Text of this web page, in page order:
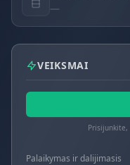
—
VEIKSMAI
Palaikymas ir dalijimasis